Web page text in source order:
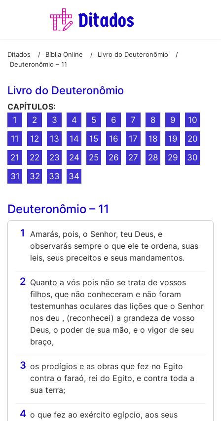
Ditados / Bíblia Online / Livro do Deuteronômio
/
Deuteronômio – 11
Livro do Deuteronômio
CAPÍTULOS:
1
2 3 4 5 6 7 8 9
10
11
12 13 14 15 16 17 18 19
20
21
22 23 24 25 26 27 28 29
30
31
32 33 34
Deuteronômio – 11
1 Amarás, pois, o Senhor, teu Deus, e
observarás sempre o que ele te ordena, suas
leis, seus preceitos e seus mandamentos.
2 Quanto a vós pois não se trata de vossos
filhos, que não conheceram e não foram
testemunhas oculares das lições que o Senhor
nos deu , (reconhecei) a grandeza de vosso
Deus, o poder de sua mão, e o vigor de seu
braço,
3 os prodígios e as obras que fez no Egito
contra o faraó, rei do Egito, e contra toda a
sua terra;
4 o que fez ao exército egípcio, aos seus